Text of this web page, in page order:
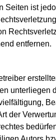
Seiten ist
entfernen.
unterliegen
der